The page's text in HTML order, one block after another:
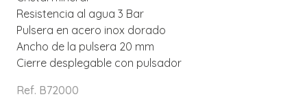
Resistencia al agua 3 Bar
Pulsera en acero inox dorado
Ancho de la pulsera 20 mm
Cierre desplegable con pulsador
Ref. B72000